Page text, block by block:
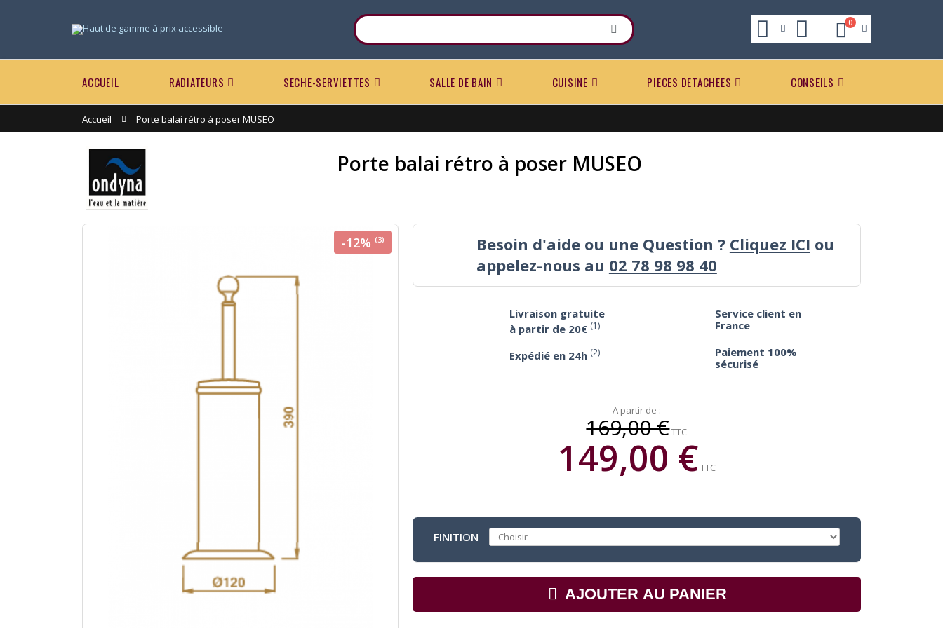
0
ACCUEIL RADIATEURS SECHE-SERVIETTES SALLE DE BAIN CUISINE PIECES DETACHEES CONSEILS
Accueil Porte balai rétro à poser MUSEO
Porte balai rétro à poser MUSEO
-12% (3) Besoin d'aide ou une Question ? Cliquez ICI ou
appelez-nous au 02 78 98 98 40
Livraison gratuite
à partir de 20€ (1)
Service client en
France
Expédié en 24h (2)
Paiement 100%
sécurisé
A partir de :
169,00 €TTC
149,00 €TTC
FINITION
AJOUTER AU PANIER